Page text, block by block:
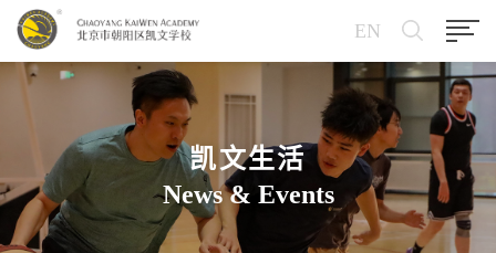
EN
凯文生活
News & Events